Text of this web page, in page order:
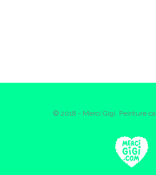
© 2018 - Merci Gigi. Peinture